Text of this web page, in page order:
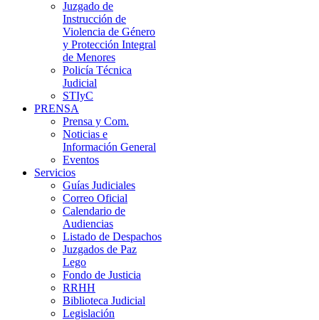
Juzgado de
Instrucción de
Violencia de Género
y Protección Integral
de Menores
Policía Técnica
Judicial
STIyC
PRENSA
Prensa y Com.
Noticias e
Información General
Eventos
Servicios
Guías Judiciales
Correo Oficial
Calendario de
Audiencias
Listado de Despachos
Juzgados de Paz
Lego
Fondo de Justicia
RRHH
Biblioteca Judicial
Legislación